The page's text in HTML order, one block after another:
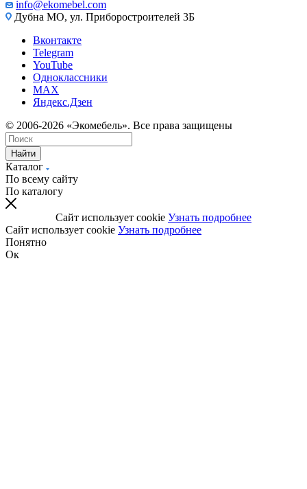
info@ekomebel.com
Дубна МО, ул. Приборостроителей 3Б
Вконтакте
Telegram
YouTube
Одноклассники
MAX
Яндекс.Дзен
© 2006-2026 «Экомебель». Все права защищены
Найти
Каталог
По всему сайту
По каталогу
Сайт использует cookie Узнать подробнее
Сайт использует cookie Узнать подробнее
Понятно
Ок